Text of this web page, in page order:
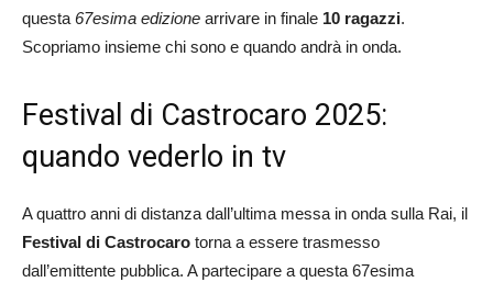
questa 67esima edizione arrivare in finale 10 ragazzi.
Scopriamo insieme chi sono e quando andrà in onda.
Festival di Castrocaro 2025:
quando vederlo in tv
A quattro anni di distanza dall’ultima messa in onda sulla Rai, il
Festival di Castrocaro torna a essere trasmesso
dall’emittente pubblica. A partecipare a questa 67esima